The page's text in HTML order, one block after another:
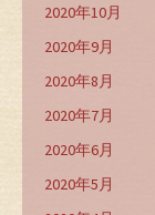
2020年10月
2020年9月
2020年8月
2020年7月
2020年6月
2020年5月